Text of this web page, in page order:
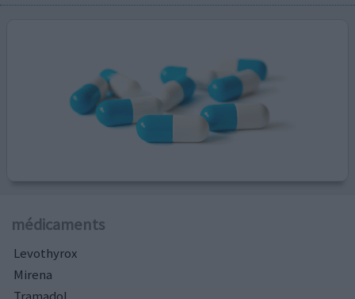
médicaments
Levothyrox
Mirena